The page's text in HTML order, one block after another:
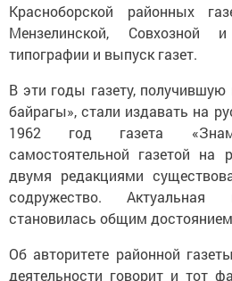
Красноборской районных
Мензелинской, Совхозной
типографии и выпуск газет.
В эти годы газету, получившую
байрагы», стали издавать на
1962 год газета
самостоятельной газетой
двумя редакциями
содружество. Актуальная
становилась общим
Об авторитете районной
деятельности говорит и тот